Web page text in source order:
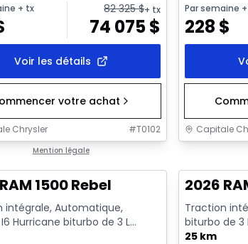
+ tx 82 325$+ tx
74 075$
Voir les détails
votre achat
Chrysler #T0102
Mention légale
Par semaine
228 $
Capitale
1500 Rebel
intégrale, Automatique,
Hurricane biturbo de 3 L
standard avec arrêt a...
2026
Traction
biturbo de
avec arrêt
25 km